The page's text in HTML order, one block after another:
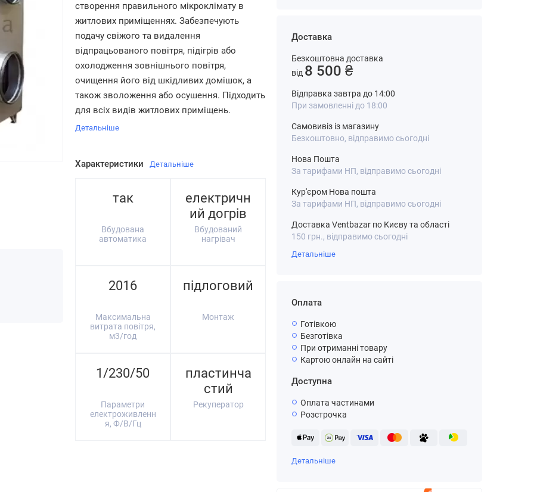
створення правильного мікроклімату в
житлових приміщеннях. Забезпечують
подачу свіжого та видалення
відпрацьованого повітря, підігрів або
охолодження зовнішнього повітря,
очищення його від шкідливих домішок, а
також зволоження або осушення. Підходить
для всіх видів житлових приміщень.
Детальніше
Характеристики Детальніше
так
Вбудована
автоматика
електричн
ий догрів
Вбудований
нагрівач
2016
Максимальна
витрата повітря,
м3/год
підлоговий
Монтаж
1/230/50
Параметри
електроживленн
я, Ф/В/Гц
пластинча
стий
Рекуператор
Доставка
Безкоштовна доставка
від 8 500 ₴
Відправка завтра до 14:00
При замовленні до 18:00
Самовивіз із магазину
Безкоштовно, відправимо сьогодні
Нова Пошта
За тарифами НП, відправимо сьогодні
Кур'єром Нова пошта
За тарифами НП, відправимо сьогодні
Доставка Ventbazar по Києву та області
150 грн., відправимо сьогодні
Детальніше
Оплата
Готівкою
Безготівка
При отриманні товару
Картою онлайн на сайті
Доступна
Оплата частинами
Розстрочка
Детальніше